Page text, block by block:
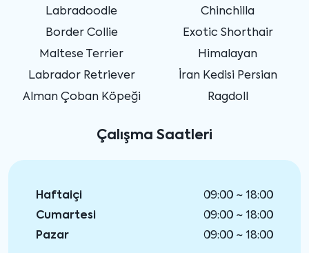
Labradoodle
Border Collie
Maltese Terrier
Labrador Retriever
Alman Çoban Köpeği
Chinchilla
Exotic Shorthair
Himalayan
İran Kedisi Persian
Ragdoll
Çalışma Saatleri
Haftaiçi
09:00 ~ 18:00
Cumartesi
09:00 ~ 18:00
Pazar
09:00 ~ 18:00